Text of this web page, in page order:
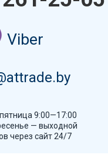
Viber
9:00—17:00
— выходной
через сайт 24/7